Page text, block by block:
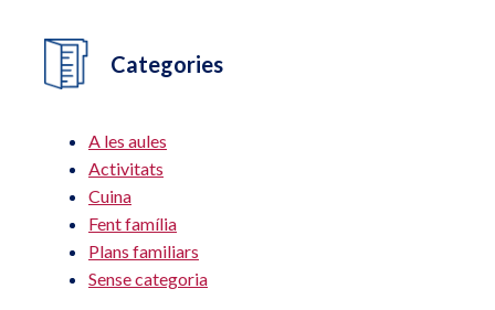
Categories
A les aules
Activitats
Cuina
Fent família
Plans familiars
Sense categoria